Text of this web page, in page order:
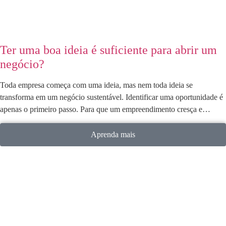
Ter uma boa ideia é suficiente para abrir um
negócio?
Toda empresa começa com uma ideia, mas nem toda ideia se
transforma em um negócio sustentável. Identificar uma oportunidade é
apenas o primeiro passo. Para que um empreendimento cresça e…
Aprenda mais